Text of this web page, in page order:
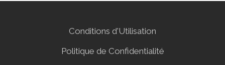
Conditions d'Utilisation
Politique de Confidentialité